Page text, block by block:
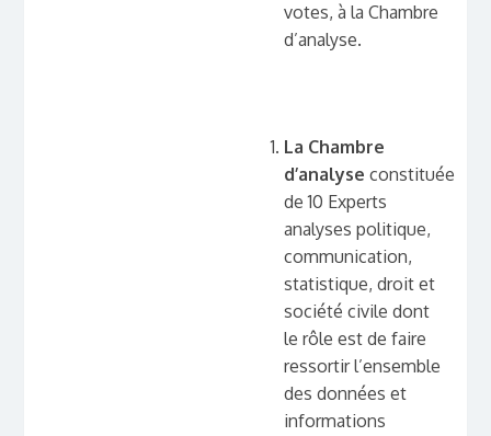
votes, à la Chambre
d’analyse.
La Chambre
d’analyse constituée
de 10 Experts
analyses politique,
communication,
statistique, droit et
société civile dont
le rôle est de faire
ressortir l’ensemble
des données et
informations